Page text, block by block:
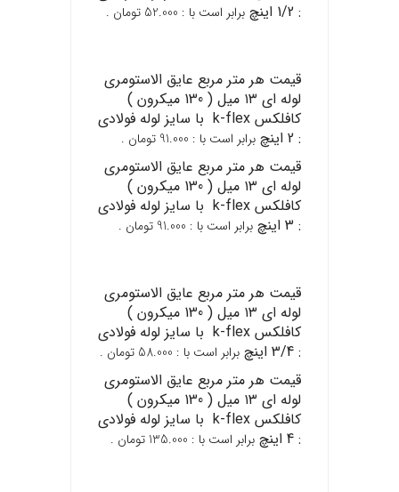
: 1/2 اینچ
برابر است با : 52.000 تومان .
قیمت هر متر مربع عایق الاستومری
لوله ای ۱۳ میل ( 130 میکرون )
کافلکس k-flex با سایز لوله فولادی
: 2 اینچ
برابر است با : 91.000 تومان .
قیمت هر متر مربع عایق الاستومری
لوله ای ۱۳ میل ( 130 میکرون )
کافلکس k-flex با سایز لوله فولادی
: 3 اینچ
برابر است با : 91.000 تومان .
قیمت هر متر مربع عایق الاستومری
لوله ای ۱۳ میل ( 130 میکرون )
کافلکس k-flex با سایز لوله فولادی
: 3/4 اینچ
برابر است با : 58.000 تومان .
قیمت هر متر مربع عایق الاستومری
لوله ای ۱۳ میل ( 130 میکرون )
کافلکس k-flex با سایز لوله فولادی
: 4 اینچ
برابر است با : 135.000 تومان .